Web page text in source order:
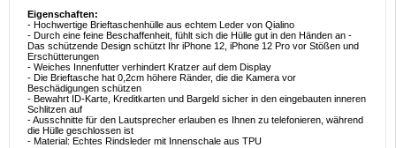
Eigenschaften:
- Hochwertige Brieftaschenhülle aus echtem Leder von Qialino
- Durch eine feine Beschaffenheit, fühlt sich die Hülle gut in den Händen an -
Das schützende Design schützt Ihr iPhone 12, iPhone 12 Pro vor Stößen und
Erschütterungen
- Weiches Innenfutter verhindert Kratzer auf dem Display
- Die Brieftasche hat 0,2cm höhere Ränder, die die Kamera vor
Beschädigungen schützen
- Bewahrt ID-Karte, Kreditkarten und Bargeld sicher in den eingebauten inneren
Schlitzen auf
- Ausschnitte für den Lautsprecher erlauben es Ihnen zu telefonieren, während
die Hülle geschlossen ist
- Material: Echtes Rindsleder mit Innenschale aus TPU